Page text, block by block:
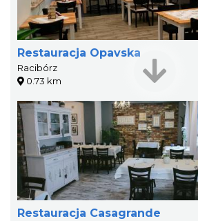
Restauracja Opavska
Racibórz
0.73 km
Restauracja Casagrande